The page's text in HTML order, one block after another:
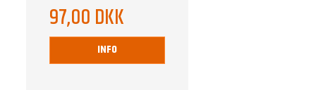
97,00 DKK
INFO